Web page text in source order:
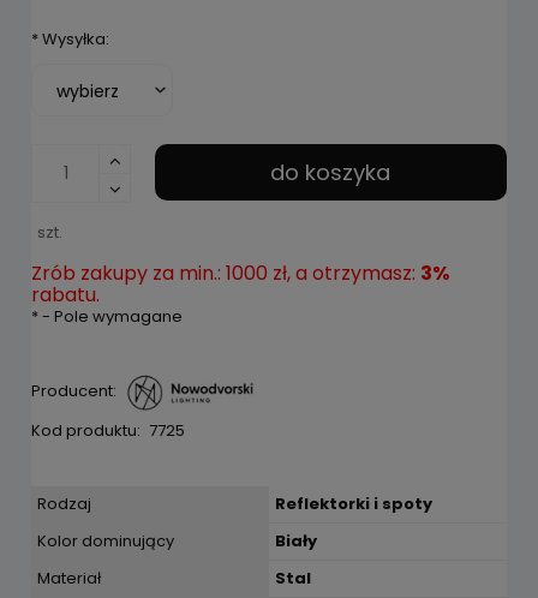
*Wysyłka:
szt.
do koszyka
Zrób zakupy za min.: 1000 zł, a otrzymasz: 3%
rabatu.
*- Pole wymagane
Producent:
Kod produktu: 7725
Rodzaj
Reflektorki i spoty
Kolor dominujący
Biały
Materiał
Stal